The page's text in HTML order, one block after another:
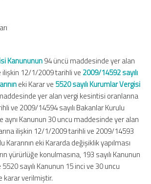
Kanununun94 üncü maddesinde yer alan
12/1/2009 tarihli ve 2009/14592 sayılı
eki Karar ve 5520 sayılı Kurumlar Vergisi
yer alan vergi kesintisi oranlarına
ve 2009/14594 sayılı Bakanlar Kurulu
aynı Kanunun 30 uncu maddesinde yer alan
ilişkin 12/1/2009 tarihli ve 2009/14593
Kararının eki Kararda değişiklik yapılması
yürürlüğe konulmasına, 193 sayılı Kanunun
sayılı Kanunun 15 inci ve 30 uncu
karar verilmiştir.